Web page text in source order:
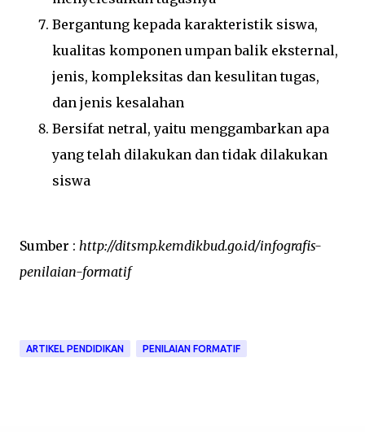
Bergantung kepada karakteristik siswa,
kualitas komponen umpan balik eksternal,
jenis, kompleksitas dan kesulitan tugas,
dan jenis kesalahan
Bersifat netral, yaitu menggambarkan apa
yang telah dilakukan dan tidak dilakukan
siswa
Sumber : http://ditsmp.kemdikbud.go.id/infografis-
penilaian-formatif
ARTIKEL PENDIDIKAN PENILAIAN FORMATIF